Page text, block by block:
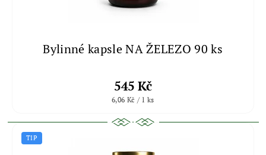
Bylinné kapsle NA ŽELEZO 90 ks
545 Kč
6,06 Kč / 1 ks
TIP